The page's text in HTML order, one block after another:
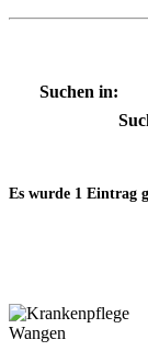
Suchen in:
Es wurde 1 Eintrag